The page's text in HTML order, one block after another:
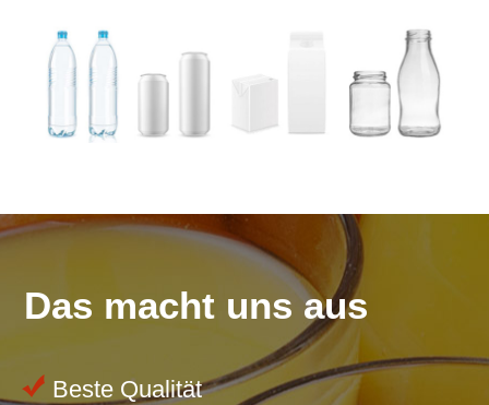
Das macht uns aus
Beste Qualität